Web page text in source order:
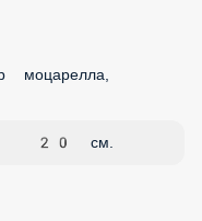
чесночный
20 см.